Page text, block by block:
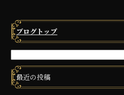
ブログトップ
最近の投稿